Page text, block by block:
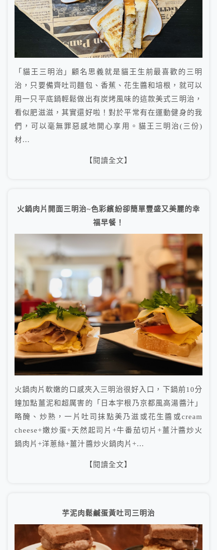
「貓王三明治」顧名思義就是貓王生前最喜歡的三明
治，只要備齊吐司麵包、香蕉、花生醬和培根，就可以
用一只平底鍋輕鬆做出有炭烤風味的這款美式三明治，
看似肥滋滋，其實還好啦！對於平常有在運動健身的我
們，可以毫無罪惡感地開心享用。貓王三明治(三份)
材…
【閱讀全文】
火鍋肉片開面三明治~色彩繽紛卻簡單豐盛又美麗的幸
福早餐！
火鍋肉片軟嫩的口感夾入三明治很好入口，下鍋前10分
鐘加點薑泥和超厲害的「日本宇根乃京都風高湯醬汁」
略醃、炒熟，一片吐司抹點美乃滋或花生醬或cream
cheese+嫩炒蛋+天然起司片+牛番茄切片+薑汁醬炒火
鍋肉片+洋蔥絲+薑汁醬炒火鍋肉片+…
【閱讀全文】
芋泥肉鬆鹹蛋黃吐司三明治